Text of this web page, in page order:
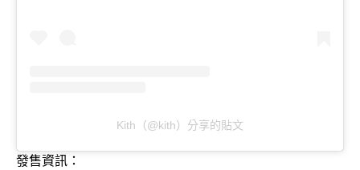
Kith（@kith）分享的貼文
發售資訊：